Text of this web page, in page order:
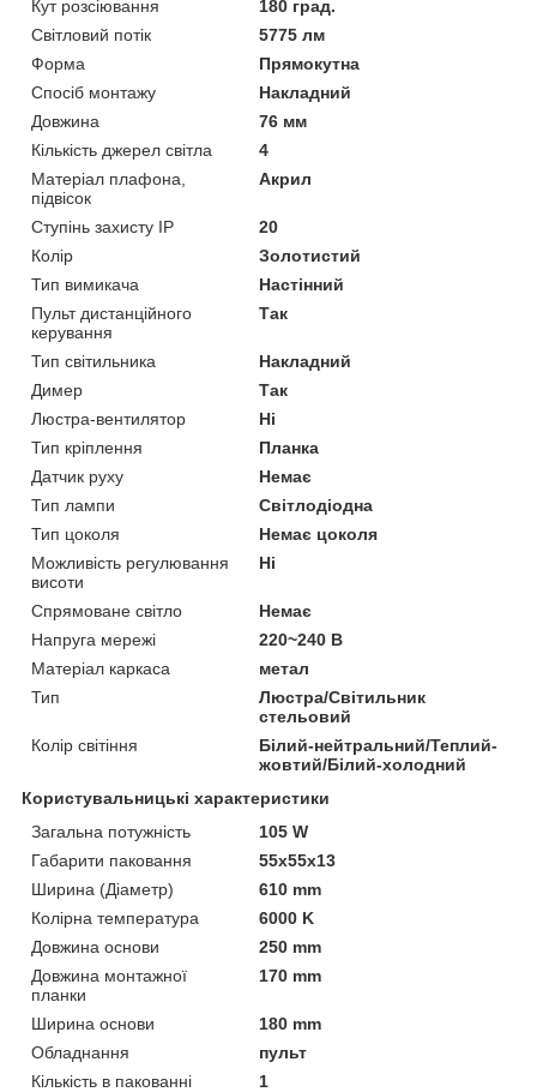
Кут розсіювання
180 град.
Світловий потік
5775 лм
Форма
Прямокутна
Спосіб монтажу
Накладний
Довжина
76 мм
Кількість джерел світла
4
Матеріал плафона,
підвісок
Акрил
Ступінь захисту IP
20
Колір
Золотистий
Тип вимикача
Настінний
Пульт дистанційного
керування
Так
Тип світильника
Накладний
Димер
Так
Люстра-вентилятор
Ні
Тип кріплення
Планка
Датчик руху
Немає
Тип лампи
Світлодіодна
Тип цоколя
Немає цоколя
Можливість регулювання
висоти
Ні
Спрямоване світло
Немає
Напруга мережі
220~240 В
Матеріал каркаса
метал
Тип
Люстра/Світильник
стельовий
Колір світіння
Білий-нейтральний/Теплий-
жовтий/Білий-холодний
Користувальницькі характеристики
Загальна потужність
105 W
Габарити паковання
55x55x13
Ширина (Діаметр)
610 mm
Колірна температура
6000 K
Довжина основи
250 mm
Довжина монтажної
планки
170 mm
Ширина основи
180 mm
Обладнання
пульт
Кількість в пакованні
1